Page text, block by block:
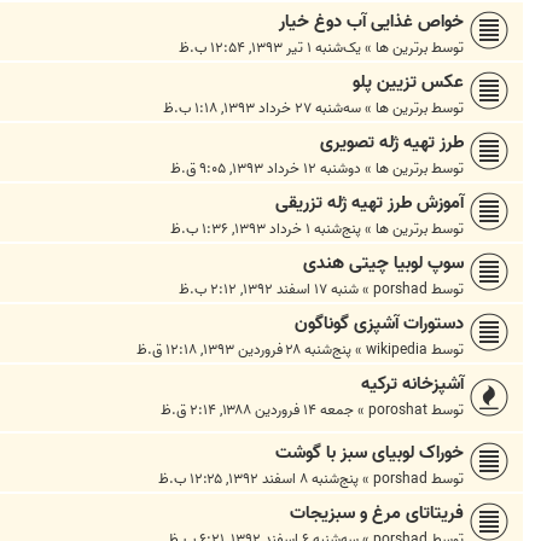
خواص غذایی آب دوغ خیار
توسطبرترین ها »یک‌شنبه ۱ تیر ۱۳۹۳, ۱۲:۵۴ ب.ظ
عکس تزیین پلو
توسطبرترین ها »سه‌شنبه ۲۷ خرداد ۱۳۹۳, ۱:۱۸ ب.ظ
طرز تهیه ژله تصویری
توسطبرترین ها » دوشنبه ۱۲ خرداد ۱۳۹۳, ۹:۰۵ ق.ظ
آموزش طرز تهیه ژله تزریقی
توسطبرترین ها »پنج‌شنبه ۱ خرداد ۱۳۹۳, ۱:۳۶ ب.ظ
سوپ لوبیا چیتی هندی
توسط porshad
»شنبه ۱۷ اسفند ۱۳۹۲, ۲:۱۲ ب.ظ
دستورات آشپزی گوناگون
توسط wikipedia
»پنج‌شنبه ۲۸ فروردین ۱۳۹۳, ۱۲:۱۸ ق.ظ
آشپزخانه ترکیه
توسطporoshat
»جمعه ۱۴ فروردین ۱۳۸۸, ۲:۱۴ ق.ظ
خوراک لوبیای سبز با گوشت
توسط porshad
»پنج‌شنبه ۸ اسفند ۱۳۹۲, ۱۲:۲۵ ب.ظ
فریتاتای مرغ و سبزیجات